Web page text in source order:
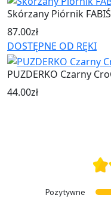
Skórzany Piórnik
87.00zł
DOSTĘPNE OD RĘKI
PUZDERKO Czarny
44.00zł
Pozytywne